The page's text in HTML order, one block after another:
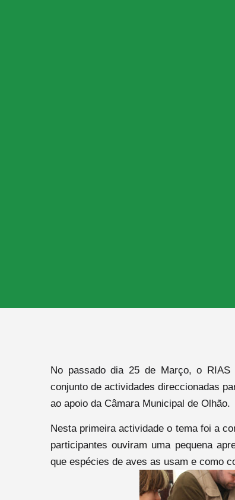
No passado dia 25 de Março, o RIAS
conjunto de actividades direccionadas
ao apoio da Câmara Municipal de Olhão.
Nesta primeira actividade o tema foi a
participantes ouviram uma pequena
que espécies de aves as usam e como